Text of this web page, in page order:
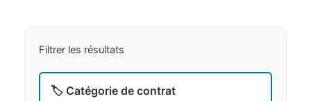
Filtrer les résultats
🏷️ Catégorie de contrat